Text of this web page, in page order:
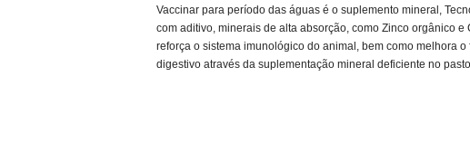
Vaccinar para período das águas é o suplemento mineral,
com aditivo, minerais de alta absorção, como Zinco orgânico e
reforça o sistema imunológico do animal, bem como melhora
digestivo através da suplementação mineral deficiente no